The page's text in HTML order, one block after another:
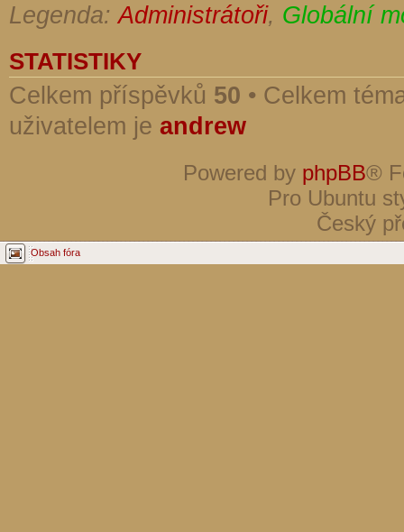
Legenda:Administrátoři, Globální
STATISTIKY
Celkem příspěvků 50 • Celkem
uživatelem je andrew
Powered by phpBB®
Pro Ubuntu
Český
Obsah fóra